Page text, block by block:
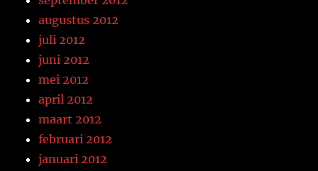
augustus 2012
juli 2012
juni 2012
mei 2012
april 2012
maart 2012
februari 2012
januari 2012